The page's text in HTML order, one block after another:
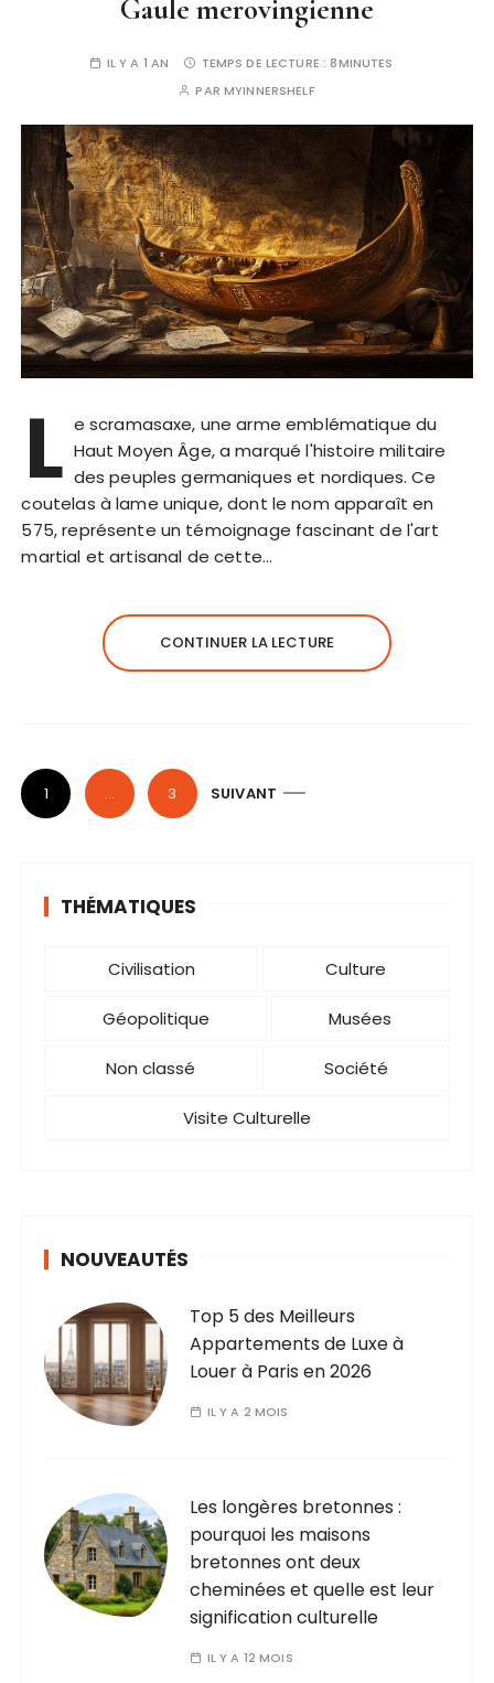
Gaule merovingienne
IL Y A 1 AN TEMPS DE LECTURE :8MINUTES
PAR MYINNERSHELF
L e scramasaxe, une arme emblématique du
Haut Moyen Âge, a marqué l'histoire militaire
des peuples germaniques et nordiques. Ce
coutelas à lame unique, dont le nom apparaît en
575, représente un témoignage fascinant de l'art
martial et artisanal de cette…
CONTINUER LA LECTURE
P
a
1 … 3 SUIVANT
THÉMATIQUES
Civilisation Culture
Géopolitique Musées
Non classé Société
Visite Culturelle
NOUVEAUTÉS
Top 5 des Meilleurs
Appartements de Luxe à
Louer à Paris en 2026
IL Y A 2 MOIS
Les longères bretonnes :
pourquoi les maisons
bretonnes ont deux
cheminées et quelle est leur
signification culturelle
IL Y A 12 MOIS